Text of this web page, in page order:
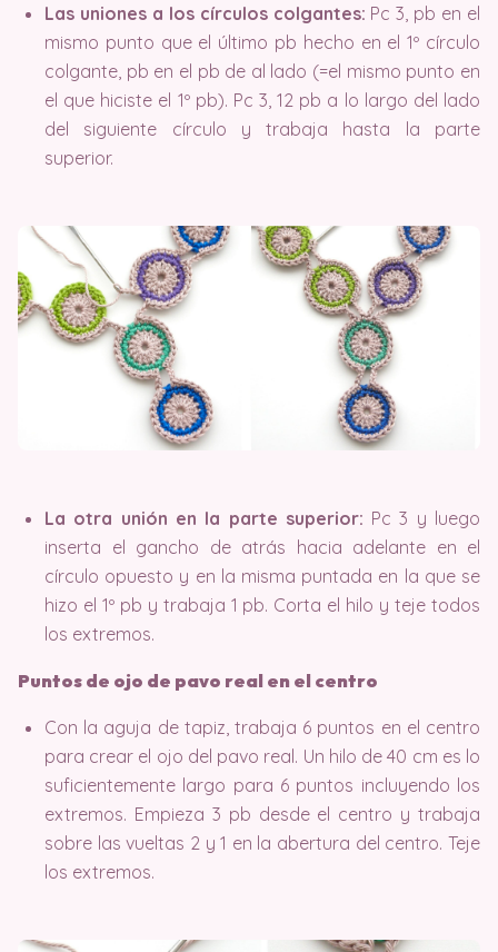
Las uniones a los círculos colgantes: Pc 3, pb en el
mismo punto que el último pb hecho en el 1º círculo
colgante, pb en el pb de al lado (=el mismo punto en
el que hiciste el 1º pb). Pc 3, 12 pb a lo largo del lado
del siguiente círculo y trabaja hasta la parte
superior.
La otra unión en la parte superior: Pc 3 y luego
inserta el gancho de atrás hacia adelante en el
círculo opuesto y en la misma puntada en la que se
hizo el 1º pb y trabaja 1 pb. Corta el hilo y teje todos
los extremos.
Puntos de ojo de pavo real en el centro
Con la aguja de tapiz, trabaja 6 puntos en el centro
para crear el ojo del pavo real. Un hilo de 40 cm es lo
suficientemente largo para 6 puntos incluyendo los
extremos. Empieza 3 pb desde el centro y trabaja
sobre las vueltas 2 y 1 en la abertura del centro. Teje
los extremos.